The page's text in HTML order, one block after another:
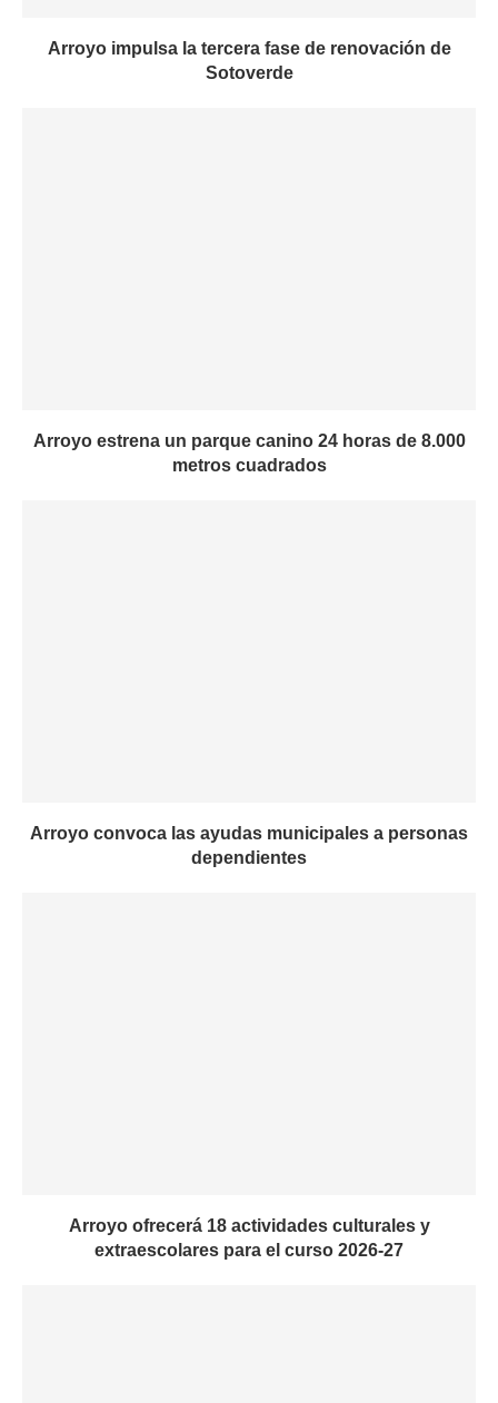
Arroyo impulsa la tercera fase de renovación de
Sotoverde
Arroyo estrena un parque canino 24 horas de 8.000
metros cuadrados
Arroyo convoca las ayudas municipales a personas
dependientes
Arroyo ofrecerá 18 actividades culturales y
extraescolares para el curso 2026-27